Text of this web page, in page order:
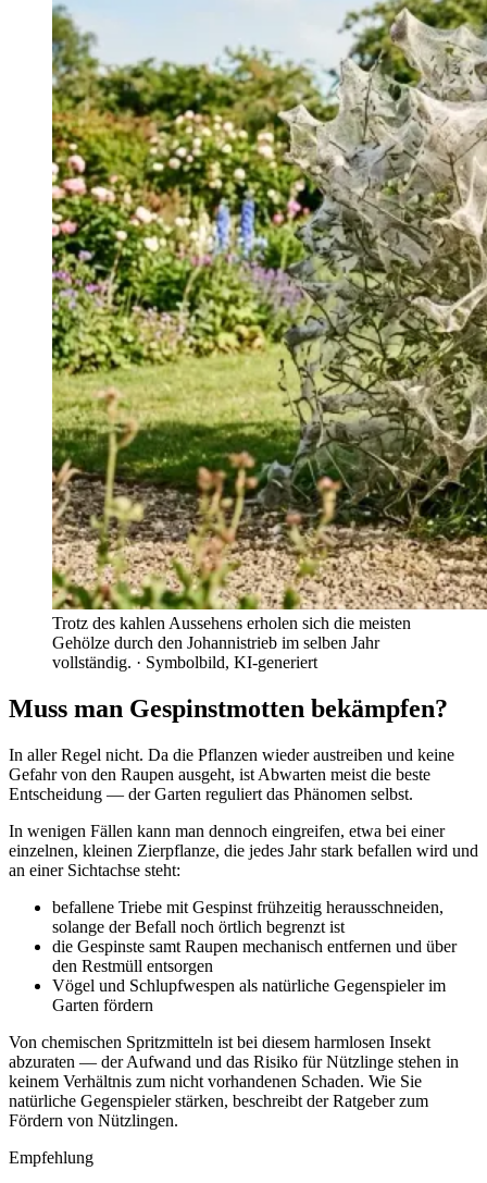
Trotz des kahlen Aussehens erholen sich die meisten
Gehölze durch den Johannistrieb im selben Jahr
vollständig. · Symbolbild, KI-generiert
Muss man Gespinstmotten bekämpfen?
In aller Regel nicht. Da die Pflanzen wieder austreiben und keine
Gefahr von den Raupen ausgeht, ist Abwarten meist die beste
Entscheidung — der Garten reguliert das Phänomen selbst.
In wenigen Fällen kann man dennoch eingreifen, etwa bei einer
einzelnen, kleinen Zierpflanze, die jedes Jahr stark befallen wird und
an einer Sichtachse steht:
befallene Triebe mit Gespinst frühzeitig herausschneiden,
solange der Befall noch örtlich begrenzt ist
die Gespinste samt Raupen mechanisch entfernen und über
den Restmüll entsorgen
Vögel und Schlupfwespen als natürliche Gegenspieler im
Garten fördern
Von chemischen Spritzmitteln ist bei diesem harmlosen Insekt
abzuraten — der Aufwand und das Risiko für Nützlinge stehen in
keinem Verhältnis zum nicht vorhandenen Schaden. Wie Sie
natürliche Gegenspieler stärken, beschreibt der Ratgeber zum
Fördern von Nützlingen.
Empfehlung